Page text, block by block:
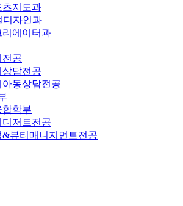
츠지도과
디자인과
리에이터과
전공
담전공
동상담전공
합학부
디저트전공
&뷰티매니지먼트전공